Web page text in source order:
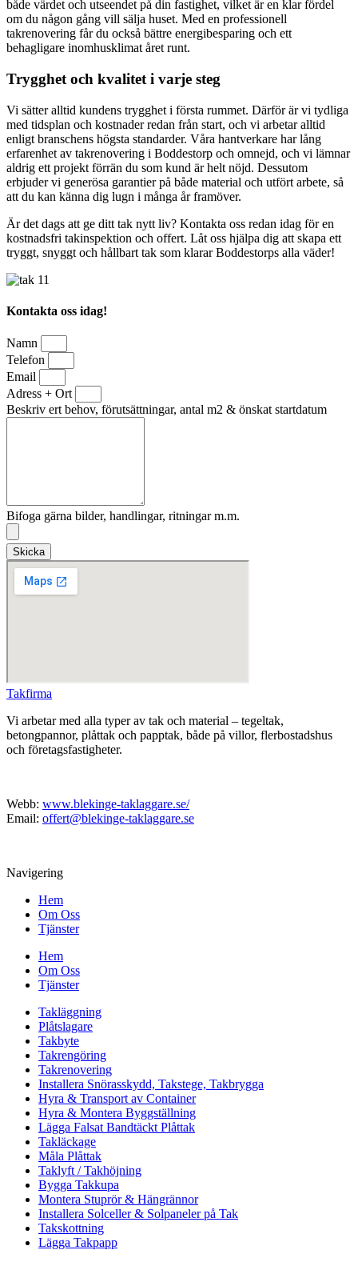
både värdet och utseendet på din fastighet, vilket är en klar fördel
om du någon gång vill sälja huset. Med en professionell
takrenovering får du också bättre energibesparing och ett
behagligare inomhusklimat året runt.
Trygghet och kvalitet i varje steg
Vi sätter alltid kundens trygghet i första rummet. Därför är vi tydliga
med tidsplan och kostnader redan från start, och vi arbetar alltid
enligt branschens högsta standarder. Våra hantverkare har lång
erfarenhet av takrenovering i Boddestorp och omnejd, och vi lämnar
aldrig ett projekt förrän du som kund är helt nöjd. Dessutom
erbjuder vi generösa garantier på både material och utfört arbete, så
att du kan känna dig lugn i många år framöver.
Är det dags att ge ditt tak nytt liv? Kontakta oss redan idag för en
kostnadsfri takinspektion och offert. Låt oss hjälpa dig att skapa ett
tryggt, snyggt och hållbart tak som klarar Boddestorps alla väder!
Kontakta oss idag!
Namn
Telefon
Email
Adress + Ort
Beskriv ert behov, förutsättningar, antal m2 & önskat startdatum
Bifoga gärna bilder, handlingar, ritningar m.m.
Skicka
Takfirma
Vi arbetar med alla typer av tak och material – tegeltak,
betongpannor, plåttak och papptak, både på villor, flerbostadshus
och företagsfastigheter.
Webb: www.blekinge-taklaggare.se/
Email: offert@blekinge-taklaggare.se
Navigering
Hem
Om Oss
Tjänster
Hem
Om Oss
Tjänster
Takläggning
Plåtslagare
Takbyte
Takrengöring
Takrenovering
Installera Snörasskydd, Takstege, Takbrygga
Hyra & Transport av Container
Hyra & Montera Byggställning
Lägga Falsat Bandtäckt Plåttak
Takläckage
Måla Plåttak
Taklyft / Takhöjning
Bygga Takkupa
Montera Stuprör & Hängrännor
Installera Solceller & Solpaneler på Tak
Takskottning
Lägga Takpapp